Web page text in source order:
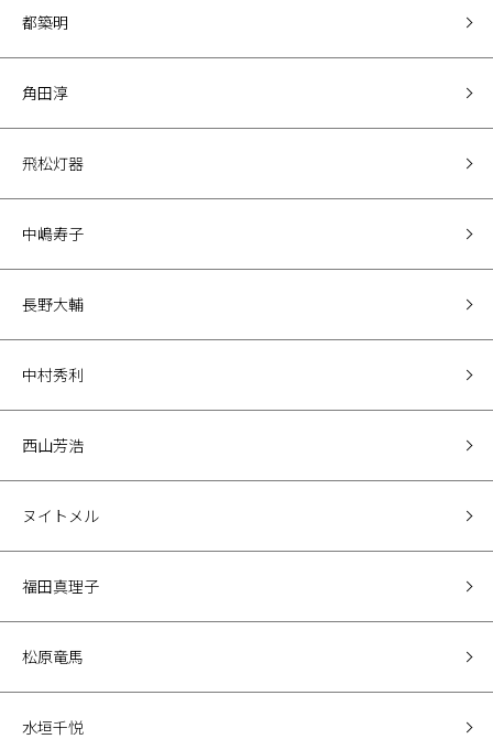
都築明
角田淳
飛松灯器
中嶋寿子
長野大輔
中村秀利
西山芳浩
ヌイトメル
福田真理子
松原竜馬
水垣千悦